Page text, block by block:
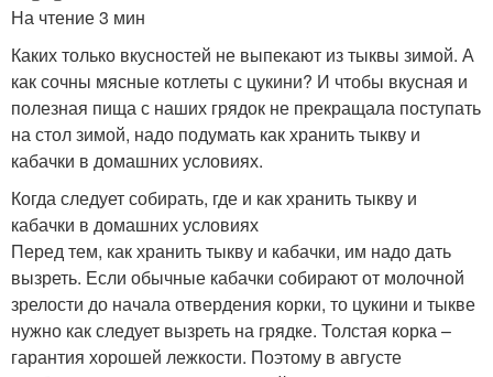
На чтение 3 мин
Каких только вкусностей не выпекают из тыквы зимой. А
как сочны мясные котлеты с цукини? И чтобы вкусная и
полезная пища с наших грядок не прекращала поступать
на стол зимой, надо подумать как хранить тыкву и
кабачки в домашних условиях.
Когда следует собирать, где и как хранить тыкву и
кабачки в домашних условиях
Перед тем, как хранить тыкву и кабачки, им надо дать
вызреть. Если обычные кабачки собирают от молочной
зрелости до начала отвердения корки, то цукини и тыкве
нужно как следует вызреть на грядке. Толстая корка –
гарантия хорошей лежкости. Поэтому в августе